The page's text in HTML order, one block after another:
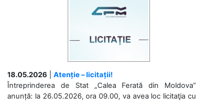
18.05.2026
Atenție – licitații!
Întreprinderea de Stat „Calea Ferată din Moldova”
anunță: la 26.05.2026, ora 09.00, va avea loc licitaţia cu